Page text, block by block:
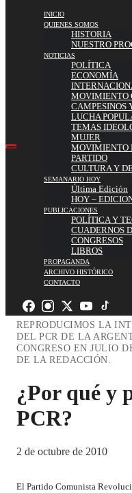
INICIO
QUIENES SOMOS
HISTORIA
NUESTRO
NOTICIAS
POLÍTICA
ECONOMÍA
MOVIMIENTO
CAMPESINOS
LUCHA
TEMAS
MUJER
MOVIMIENTO
PARTIDO
CULTURA Y
SEMANARIO HOY
Última Edición
HOY –
PUBLICACIONES
POLÍTICA Y
CUADERNOS
CONGRESOS
LIBROS
PROPAGANDA
ARCHIVO HISTÓRICO
CONTACTO
REPRODUCIMOS LA
DEL PCR DE LA
CONGRESO EN JULIO
DE LA REDACCIÓN.
¿Por qué y
PCR?
2 de octubre de 2010
El Partido Comunista